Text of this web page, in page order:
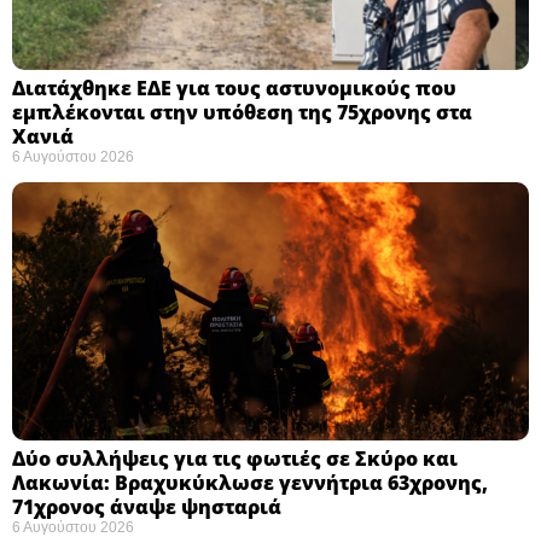
Διατάχθηκε ΕΔΕ για τους αστυνομικούς που
εμπλέκονται στην υπόθεση της 75χρονης στα
Χανιά
6 Αυγούστου 2026
Δύο συλλήψεις για τις φωτιές σε Σκύρο και
Λακωνία: Βραχυκύκλωσε γεννήτρια 63χρονης,
71χρονος άναψε ψησταριά
6 Αυγούστου 2026